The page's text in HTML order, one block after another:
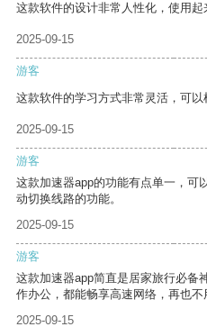
这款软件的设计非常人性化，使用起
2025-09-15
游客
这款软件的学习方式非常灵活，可以
2025-09-15
游客
这款加速器app的功能有点单一，可
动切换线路的功能。
2025-09-15
游客
这款加速器app简直是居家旅行必备
作办公，都能畅享高速网络，再也不
2025-09-15